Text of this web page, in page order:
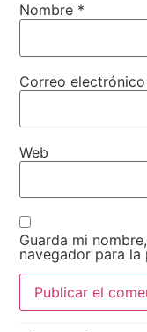
Nombre *
Correo electrónico
Web
Guarda mi
navegador para